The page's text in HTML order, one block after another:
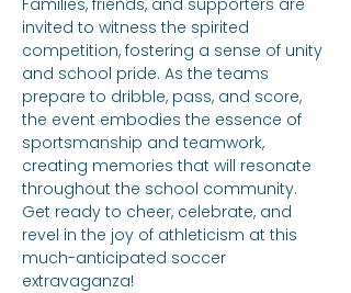
Families, friends, and supporters are
invited to witness the spirited
competition, fostering a sense of unity
and school pride. As the teams
prepare to dribble, pass, and score,
the event embodies the essence of
sportsmanship and teamwork,
creating memories that will resonate
throughout the school community.
Get ready to cheer, celebrate, and
revel in the joy of athleticism at this
much-anticipated soccer
extravaganza!